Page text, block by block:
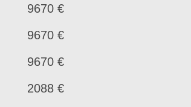
9670 €
9670 €
9670 €
2088 €